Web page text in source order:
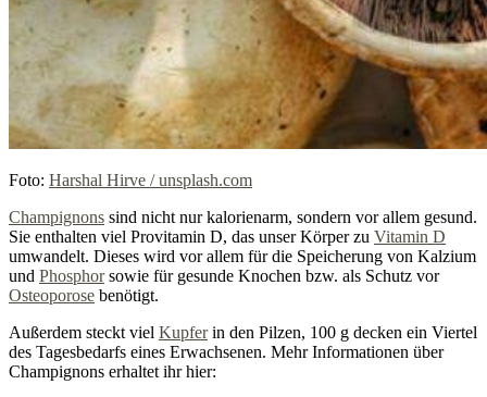
Foto: Harshal Hirve / unsplash.com
Champignons sind nicht nur kalorienarm, sondern vor allem gesund.
Sie enthalten viel Provitamin D, das unser Körper zu Vitamin D
umwandelt. Dieses wird vor allem für die Speicherung von Kalzium
und Phosphorsowie für gesunde Knochen bzw. als Schutz vor
Osteoporose benötigt.
Außerdem steckt viel Kupferin den Pilzen, 100 g decken ein Viertel
des Tagesbedarfs eines Erwachsenen. Mehr Informationen über
Champignons erhaltet ihr hier: